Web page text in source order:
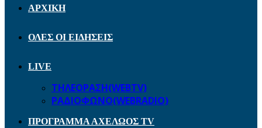
ΑΡΧΙΚΗ
ΟΛΕΣ ΟΙ ΕΙΔΗΣΕΙΣ
LIVE
ΤΗΛΕΟΡΑΣΗ(WEBTV)
ΡΑΔΙΟΦΩΝΟ(WEBRADIO)
ΠΡΟΓΡΑΜΜΑ ΑΧΕΛΩΟΣ TV